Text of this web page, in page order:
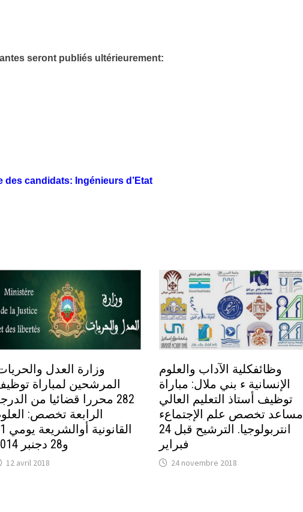
seront publiés ultérieurement:
des candidats: Ingénieurs d’Etat
وزارة العدل
المرشحين لمباراة
282 محررا قضائيا من
الرابعة تخصص:
و28 دجنبر 2014
12 avril 2018
وظائفكلية الآداب والعلوم
الإنسانية ء بني ملال: مباراة
توظيف أستاذ التعليم العالي
مساعد تخصص علم الإجتماعء
انتربولوجيا. الترشيح قبل 24
فبراير
24 novembre 2018